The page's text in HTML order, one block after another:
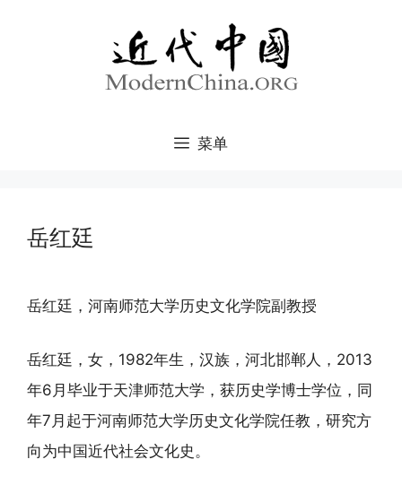
菜单
岳红廷
岳红廷，河南师范大学历史文化学院副教授
岳红廷，女，1982年生，汉族，河北邯郸人，2013
年6月毕业于天津师范大学，获历史学博士学位，同
年7月起于河南师范大学历史文化学院任教，研究方
向为中国近代社会文化史。